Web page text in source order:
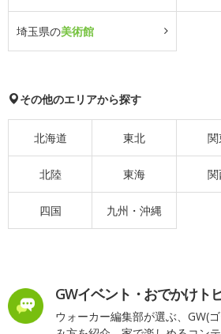
埼玉県の美術館
その他のエリアから探す
北海道 東北 関
北陸 東海
四国 九州・沖縄
GWイベント・おでかけト
ウォーカー編集部が選ぶ、GW(